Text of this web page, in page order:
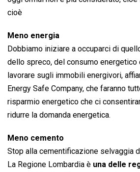
cioè
Meno energia
Dobbiamo iniziare a occuparci di
dello spreco, del consumo energetico
lavorare sugli immobili energivori,
Energy Safe Company, che faranno
risparmio energetico che ci
ridurre la domanda energetica.
Meno cemento
Stop alla cementificazione selvaggia
La Regione Lombardia è una delle